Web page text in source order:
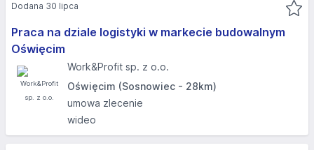
Praca na dziale logistyki w markecie budowalnym
Oświęcim
Work&Profit sp. z o.o.
Oświęcim (Sosnowiec - 28km)
umowa zlecenie
wideo
Dodana 30 lipca